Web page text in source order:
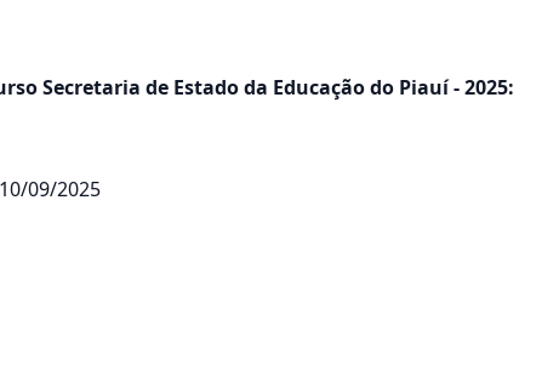
Secretaria de Estado da Educação do Piauí - 2025:
09/2025